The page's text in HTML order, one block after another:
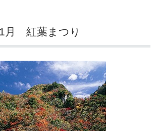
月 紅葉まつり